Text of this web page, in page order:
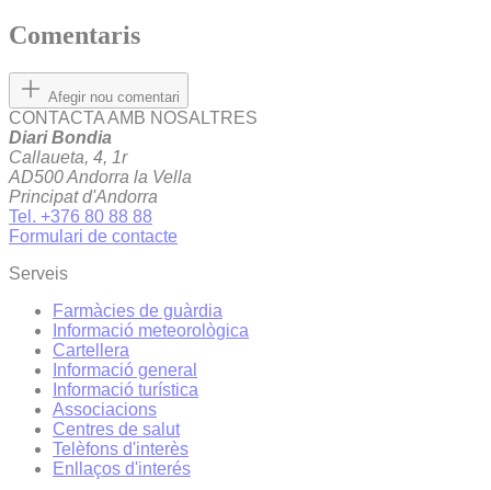
Comentaris
Afegir nou comentari
CONTACTA AMB NOSALTRES
Diari Bondia
Callaueta, 4, 1r
AD500 Andorra la Vella
Principat d'Andorra
Tel. +376 80 88 88
Formulari de contacte
Serveis
Farmàcies de guàrdia
Informació meteorològica
Cartellera
Informació general
Informació turística
Associacions
Centres de salut
Telèfons d'interès
Enllaços d'interés